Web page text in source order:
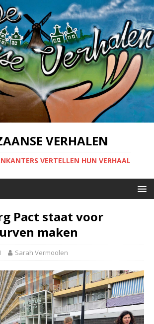
VERHALEN
VERTELLEN HUN VERHAAL
Pact staat voor
maken
Sarah Vermoolen